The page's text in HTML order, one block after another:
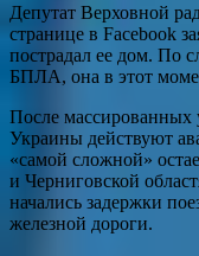
Депутат Верховной
странице в Facebook
пострадал ее дом. По
БПЛА, она в этот
После массированных
Украины действуют
«самой сложной»
и Черниговской
начались задержки
железной дороги.